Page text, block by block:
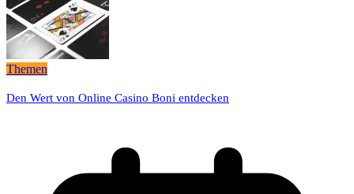
Themen
Den Wert von Online Casino Boni entdecken